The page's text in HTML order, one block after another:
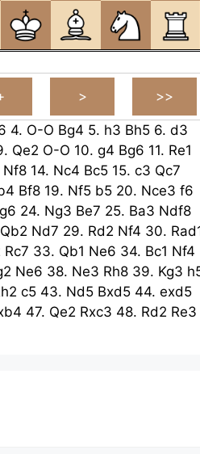
4. O-O Bg4 5. h3 Bh5 6. d3
Qe2 O-O 10. g4 Bg6 11. Re1
Nf8 14. Nc4 Bc5 15. c3 Qc7
Bf8 19. Nf5 b5 20. Nce3 f6
g6 24. Ng3 Be7 25. Ba3 Ndf8
Qb2 Nd7 29. Rd2 Nf4 30.
Rc7 33. Qb1 Ne6 34. Bc1 Nf4
Ne6 38. Ne3 Rh8 39. Kg3
c5 43. Nd5 Bxd5 44. exd5
47. Qe2 Rxc3 48. Rd2 Re3